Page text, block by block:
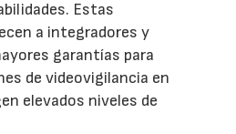
Estas
a integradores y
garantías para
de videovigilancia en
elevados niveles de